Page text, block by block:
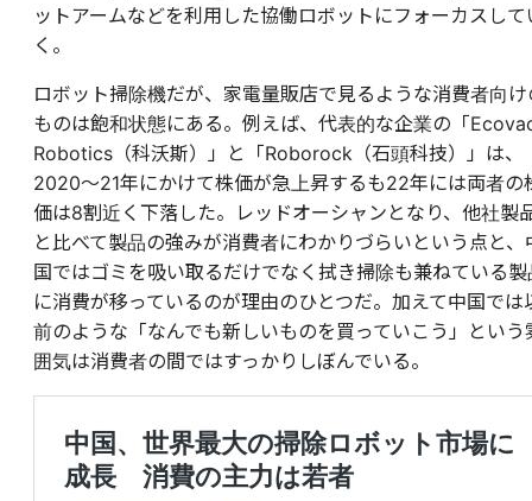
ットアームなどを利用した協働ロボットにフォーカスして
く。
ロボット掃除機だが、家電量販店で見るような消費者向け
ものは飽和状態にある。例えば、代表的な企業の「
Robotics（科沃斯）」と「Roborock（石頭科技）」は、
2020～21年にかけて株価が急上昇するも22年には両者の
価は8割近く下落した。レッドオーシャンとなり、他社製
と比べて製品の強みが消費者にわかりづらいという点と、
国ではゴミを吸い取るだけでなく拭き掃除も兼ねている製
に消費が移っているのが理由のひとつだ。加えて中国では
前のような「なんでも新しいものを買っていこう」という
囲気は消費者の間ではすっかりしぼんでいる。